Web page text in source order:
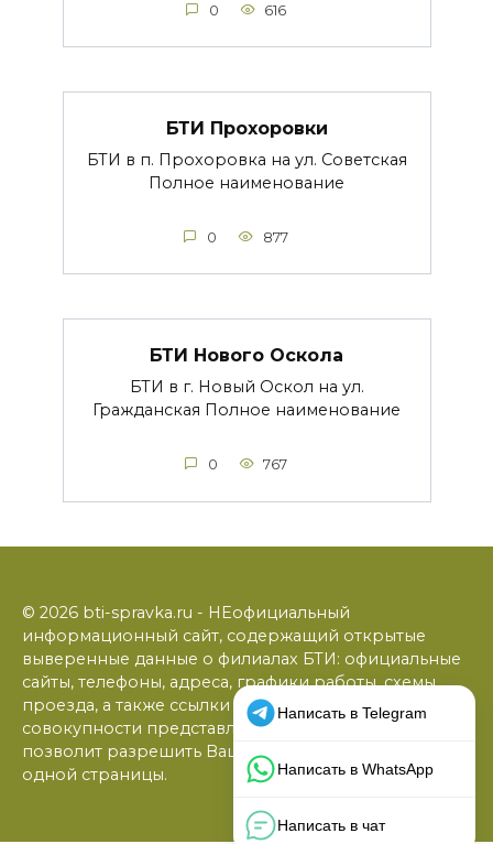
0 616
БТИ Прохоровки
БТИ в п. Прохоровка на ул. Советская
Полное наименование
0 877
БТИ Нового Оскола
БТИ в г. Новый Оскол на ул.
Гражданская Полное наименование
0 767
© 2026 bti-spravka.ru - НЕофициальный
информационный сайт, содержащий открытые
выверенные данные о филиалах БТИ: официальные
сайты, телефоны, адреса, графики работы, схемы
проезда, а также ссылки на юридические фирмы. В
совокупности представленная информация
позволит разрешить Ваши вопросы в режиме
одной страницы.